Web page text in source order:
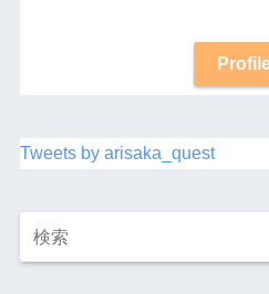
Tweets by arisaka_quest